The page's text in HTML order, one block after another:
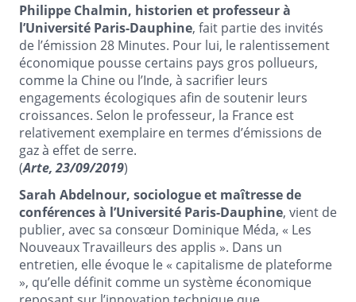
Philippe Chalmin, historien et professeur à
l’Université Paris-Dauphine, fait partie des invités
de l’émission 28 Minutes. Pour lui, le ralentissement
économique pousse certains pays gros pollueurs,
comme la Chine ou l’Inde, à sacrifier leurs
engagements écologiques afin de soutenir leurs
croissances. Selon le professeur, la France est
relativement exemplaire en termes d’émissions de
gaz à effet de serre.
(Arte, 23/09/2019)
Sarah Abdelnour, sociologue et maîtresse de
conférences à l’Université Paris-Dauphine, vient de
publier, avec sa consœur Dominique Méda, « Les
Nouveaux Travailleurs des applis ». Dans un
entretien, elle évoque le « capitalisme de plateforme
», qu’elle définit comme un système économique